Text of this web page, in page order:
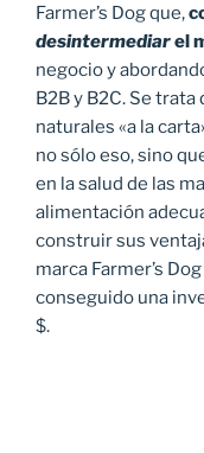
Farmer’s Dog que,
desintermediarel
negocio y
B2B y B2C. Se
naturales «a la
no sólo eso, sino
en la salud de las
alimentación
construir sus
marca Farmer’s
conseguido una
$.